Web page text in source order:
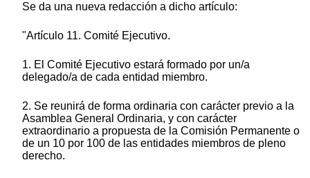
Se da una nueva redacción a dicho artículo:
"Artículo 11. Comité Ejecutivo.
1. El Comité Ejecutivo estará formado por un/a
delegado/a de cada entidad miembro.
2. Se reunirá de forma ordinaria con carácter previo a la
Asamblea General Ordinaria, y con carácter
extraordinario a propuesta de la Comisión Permanente o
de un 10 por 100 de las entidades miembros de pleno
derecho.